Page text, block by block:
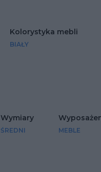
Kolorystyka mebli
BIAŁY
Wymiary
ŚREDNI MEBLE